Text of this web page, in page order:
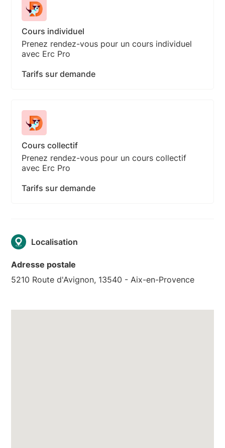
Cours individuel
Prenez rendez-vous pour un cours individuel
avec Erc Pro
Tarifs sur demande
Cours collectif
Prenez rendez-vous pour un cours collectif
avec Erc Pro
Tarifs sur demande
Localisation
Adresse postale
5210 Route d'Avignon, 13540 - Aix-en-Provence